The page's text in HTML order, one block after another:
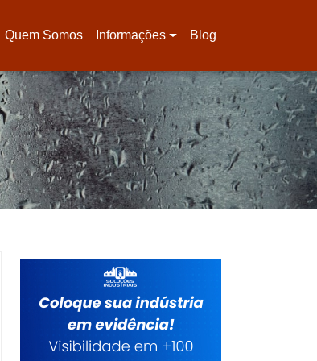
Quem Somos Informações Blog